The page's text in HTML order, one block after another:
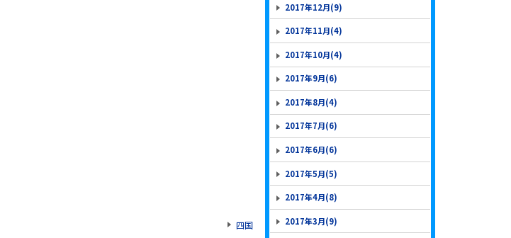
四国
2017年12月(9)
2017年11月(4)
2017年10月(4)
2017年9月(6)
2017年8月(4)
2017年7月(6)
2017年6月(6)
2017年5月(5)
2017年4月(8)
2017年3月(9)